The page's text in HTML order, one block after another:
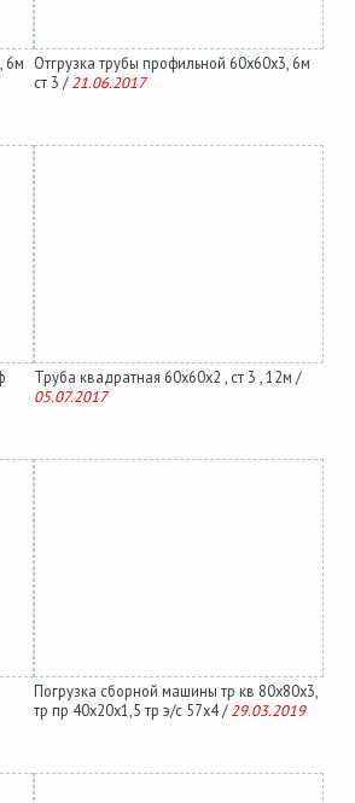
6м
Отгрузка трубы профильной 60х60х3, 6м
ст 3 / 21.06.2017
Труба квадратная 60х60х2 , ст 3 , 12м /
05.07.2017
Погрузка сборной машины тр кв 80х80х3,
тр пр 40х20х1,5 тр э/с 57х4 / 29.03.2019